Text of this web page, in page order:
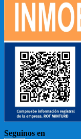
Seguinos en